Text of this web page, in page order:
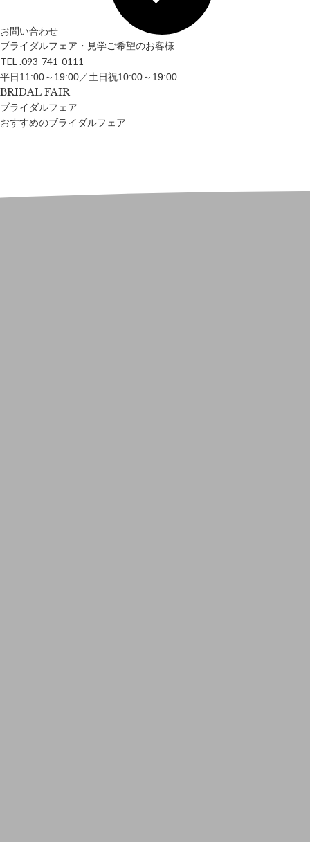
お問い合わせ
ブライダルフェア・見学ご希望のお客様
TEL .093-741-0111
平日11:00～19:00／土日祝10:00～19:00
BRIDAL FAIR
ブライダルフェア
おすすめのブライダルフェア